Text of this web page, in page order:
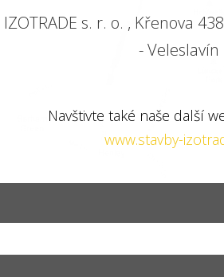
IZOTRADE s. r. o. , Křenova
- Veleslavín
Navštivte také naše další
www.stavby-